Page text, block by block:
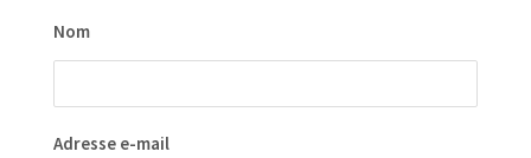
Nom
Adresse e-mail